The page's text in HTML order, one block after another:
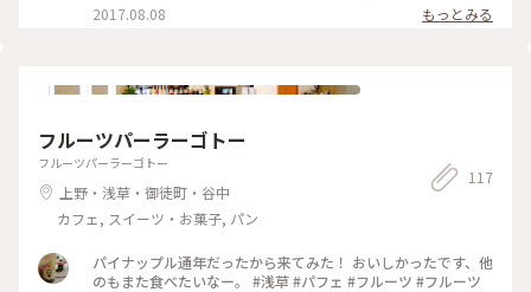
2017.08.08
もっとみる
フルーツパーラーゴトー
フルーツパーラーゴトー
上野・浅草・御徒町・谷中
カフェ, スイーツ・お菓子, パン
117
パイナップル通年だったから来てみた！ おいしかったです、他
のもまた食べたいなー。 #浅草 #パフェ #フルーツ #フルーツ